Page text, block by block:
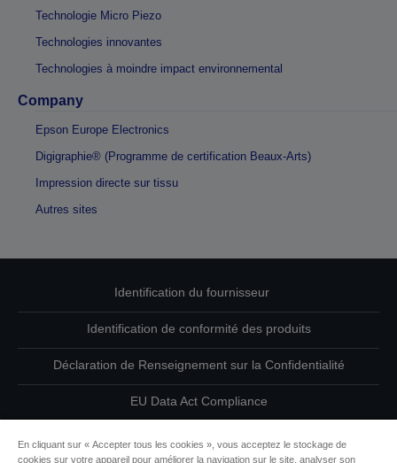
Technologie Micro Piezo
Technologies innovantes
Technologies à moindre impact environnemental
Company
Epson Europe Electronics
Digigraphie® (Programme de certification Beaux-Arts)
Impression directe sur tissu
Autres sites
Identification du fournisseur
Identification de conformité des produits
Déclaration de Renseignement sur la Confidentialité
EU Data Act Compliance
En cliquant sur « Accepter tous les cookies », vous acceptez le stockage de
cookies sur votre appareil pour améliorer la navigation sur le site, analyser son